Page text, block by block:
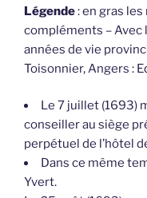
Légende: en gras
compléments – Avec
années de vie
Toisonnier, Angers :
Le 7 juillet (1693)
conseiller au siège
perpétuel de l’hôtel
Dans ce même
Yvert.